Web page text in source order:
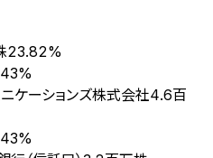
23.82%
ケーションズ株式会社4.6百